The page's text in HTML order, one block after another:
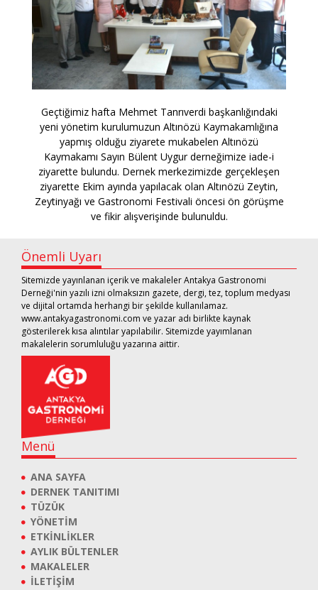
Geçtiğimiz hafta Mehmet Tanrıverdi başkanlığındaki
yeni yönetim kurulumuzun Altınözü Kaymakamlığına
yapmış olduğu ziyarete mukabelen Altınözü
Kaymakamı Sayın Bülent Uygur derneğimize iade-i
ziyarette bulundu. Dernek merkezimizde gerçekleşen
ziyarette Ekim ayında yapılacak olan Altınözü Zeytin,
Zeytinyağı ve Gastronomi Festivali öncesi ön görüşme
ve fikir alışverişinde bulunuldu.
Önemli Uyarı
Sitemizde yayınlanan içerik ve makaleler Antakya Gastronomi
Derneği'nin yazılı izni olmaksızın gazete, dergi, tez, toplum medyası
ve dijital ortamda herhangi bir şekilde kullanılamaz.
www.antakyagastronomi.com ve yazar adı birlikte kaynak
gösterilerek kısa alıntılar yapılabilir. Sitemizde yayımlanan
makalelerin sorumluluğu yazarına aittir.
Menü
ANA SAYFA
DERNEK TANITIMI
TÜZÜK
YÖNETİM
ETKİNLİKLER
AYLIK BÜLTENLER
MAKALELER
İLETİŞİM